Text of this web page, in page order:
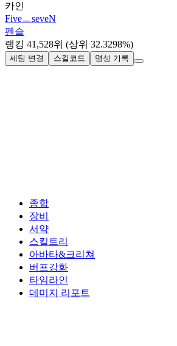
카인
FiveㅡseveN
펜슬
랭킹 41,528위 (상위 32.3298%)
세팅 변경 스킬코드 명성 기록
종합
장비
서약
스킬트리
아바타&크리쳐
버프강화
타임라인
데미지 리포트